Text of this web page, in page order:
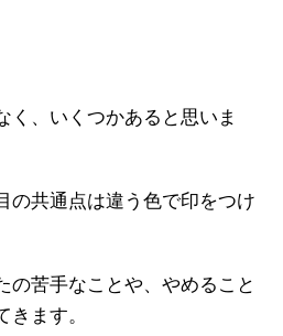
く、いくつかあると思いま
の共通点は違う色で印をつけ
の苦手なことや、やめること
ます。